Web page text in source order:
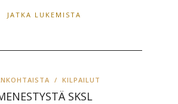
JATKA LUKEMISTA
/ KILPAILUT
SKSL